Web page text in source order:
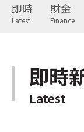
即時
Latest
財金
Finance
即時
Latest